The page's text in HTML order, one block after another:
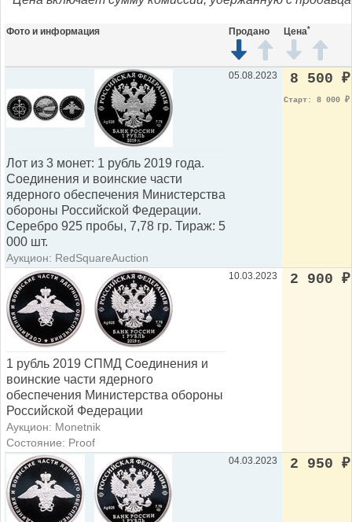
Фото и информация Продано Цена*
Лот из 3 монет: 1 рубль 2019 года.
Cоединения и воинские части
ядерного обеспечения Министерства
обороны Российской Федерации.
Серебро 925 пробы, 7,78 гр. Тираж: 5
000 шт.
Аукцион: RedSquareAuction
05.08.2023 8 500 ₽
Старт: 8 000 ₽
1 рубль 2019 СПМД Cоединения и
воинские части ядерного
обеспечения Министерства обороны
Российской Федерации
Аукцион: Monetnik
Состояние: Proof
10.03.2023 2 900 ₽
04.03.2023 2 950 ₽